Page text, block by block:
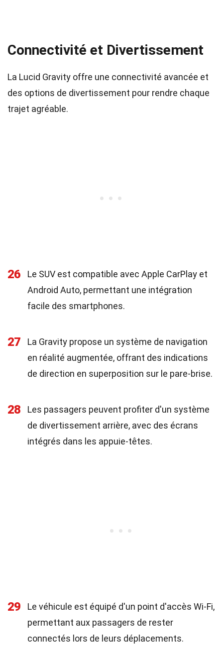
Connectivité et Divertissement
La Lucid Gravity offre une connectivité avancée et
des options de divertissement pour rendre chaque
trajet agréable.
26
Le SUV est compatible avec Apple CarPlay et
Android Auto, permettant une intégration
facile des smartphones.
27
La Gravity propose un système de navigation
en réalité augmentée, offrant des indications
de direction en superposition sur le pare-brise.
28
Les passagers peuvent profiter d'un système
de divertissement arrière, avec des écrans
intégrés dans les appuie-têtes.
29
Le véhicule est équipé d'un point d'accès Wi-Fi,
permettant aux passagers de rester
connectés lors de leurs déplacements.